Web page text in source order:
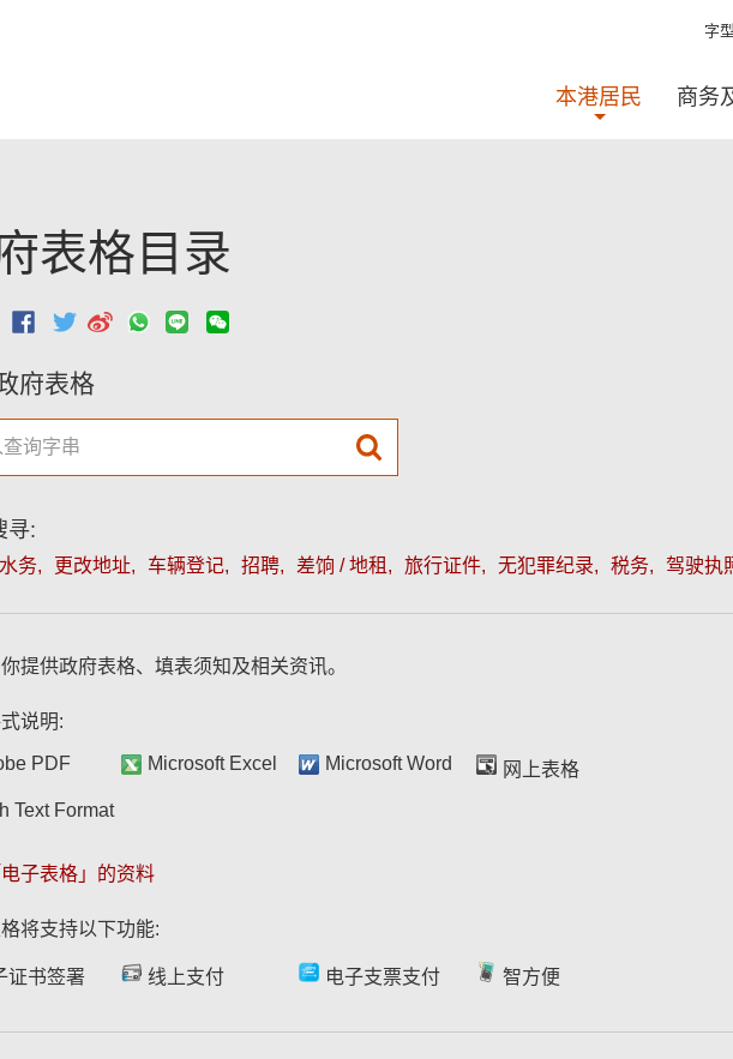
字
本港居民 商务
表格目录
府表格
寻:
务 更改地址 车辆登记 招聘 差饷 / 地租 旅行证件 无犯罪纪录 税务 驾驶执
提供政府表格、填表须知及相关资讯。
说明:
PDF Microsoft Excel Microsoft Word
网上表格
Text Format
子表格」的资料
将支持以下功能:
证书签署 线上支付 电子支票支付 智方便